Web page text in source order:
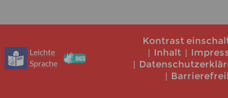
Leichte
Sprache
Kontrast
Inhalt